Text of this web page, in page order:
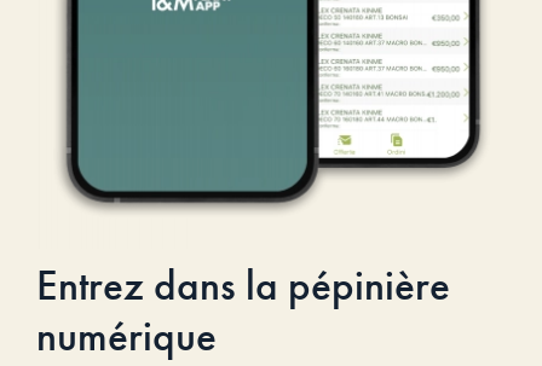
Entrez dans la pépinière
numérique